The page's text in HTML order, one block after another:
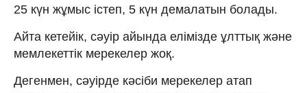
25 күн жұмыс істеп, 5 күн демалатын болады.
Айта кетейік, сәуір айында елімізде ұлттық және
мемлекеттік мерекелер жоқ.
Дегенмен, сәуірде кәсіби мерекелер атап